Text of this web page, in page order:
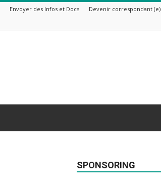
Envoyer des Infos et Docs Devenir correspondant (e)
SPONSORING